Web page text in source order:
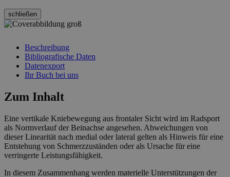
schließen
Beschreibung
Bibliografische Daten
Datenexport
Ihr Buch bei uns
Zum Inhalt
Eine vertikale Kniebewegung aus frontaler Sicht wird im Radsport
als Normverlauf der Beinachse angesehen. Abweichungen von
dieser Linearität nach medial oder lateral gelten als Hinweis für eine
Entstehung von Schmerzzuständen oder als Ursache für eine
verringerte Leistungsfähigkeit.
In diesem Zusammenhang werden materielle Unterstützungen der